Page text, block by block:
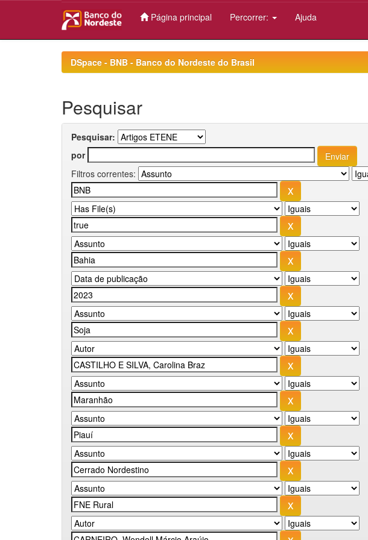
Página principal Percorrer: Ajuda
DSpace - BNB - Banco do Nordeste do Brasil
Pesquisar
Pesquisar:
por
Filtros correntes: